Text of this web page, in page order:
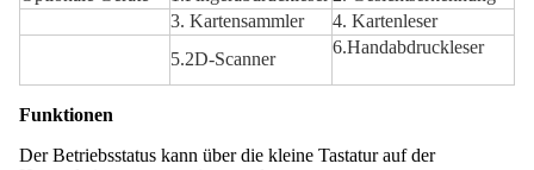
3. Kartensammler
4. Kartenleser
5.2D-Scanner
6.Handabdruckleser
Funktionen
Der Betriebsstatus kann über die kleine Tastatur auf der